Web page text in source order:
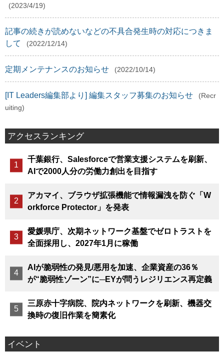
(2023/4/19)
記事の続きが読めないなどの不具合発生時の対応につきま
して
(2022/12/14)
定期メンテナンスのお知らせ (2022/10/14)
[IT Leaders編集部より] 編集スタッフ募集のお知らせ
(Recr
uiting)
アクセスランキング
千葉銀行、Salesforceで営業支援システムを刷新、
AIで2000人分の労働力創出を目指す
アカマイ、ブラウザ拡張機能で情報漏洩を防ぐ「W
orkforce Protector」を発表
愛媛県庁、次期ネットワーク基盤でゼロトラストを
全面採用し、2027年1月に稼働
AIが脆弱性の発見/悪用を加速、企業資産の36％
が“脆弱性ゾーン”に─EYが問うレジリエンス再定義
三原赤十字病院、院内ネットワークを刷新、機器交
換時の復旧作業を簡素化
イベント